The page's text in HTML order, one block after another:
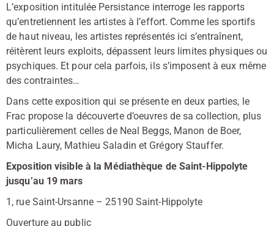
L’exposition intitulée Persistance interroge les rapports
qu’entretiennent les artistes à l’effort. Comme les sportifs
de haut niveau, les artistes représentés ici s’entraînent,
réitèrent leurs exploits, dépassent leurs limites physiques ou
psychiques. Et pour cela parfois, ils s’imposent à eux même
des contraintes…
Dans cette exposition qui se présente en deux parties, le
Frac propose la découverte d’oeuvres de sa collection, plus
particulièrement celles de Neal Beggs, Manon de Boer,
Micha Laury, Mathieu Saladin et Grégory Stauffer.
Exposition visible à la Médiathèque de Saint-Hippolyte
jusqu’au 19 mars
1, rue Saint-Ursanne – 25190 Saint-Hippolyte
Ouverture au public